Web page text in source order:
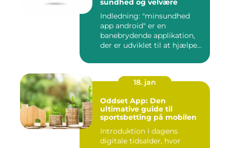
sundhed og velvære
Indledning: "minsundhed
app android" er en
banebrydende applikation,
der er udviklet til at hjælpe
18. jan
Oddset App: Den
ultimative guide til
sportsbetting på mobilen
Introduktion I dagens
digitale tidsalder, hvor